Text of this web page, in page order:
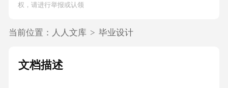
权，请进行举报或认领
当前位置： 人人文库 > 毕业设计
文档描述